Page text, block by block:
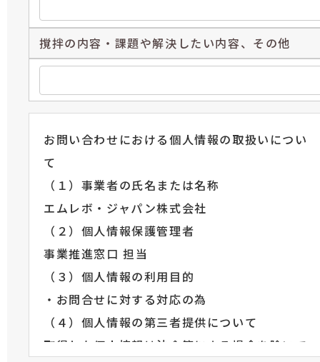
撹拌の内容・課題や解決したい内容、その他
お問い合わせにおける個人情報の取扱いについ
て
（１）事業者の氏名または名称
エムレボ・ジャパン株式会社
（２）個人情報保護管理者
事業推進窓口 担当
（３）個人情報の利用目的
・お問合せに対する対応の為
（４）個人情報の第三者提供について
取得した個人情報は法令等による場合を除いて